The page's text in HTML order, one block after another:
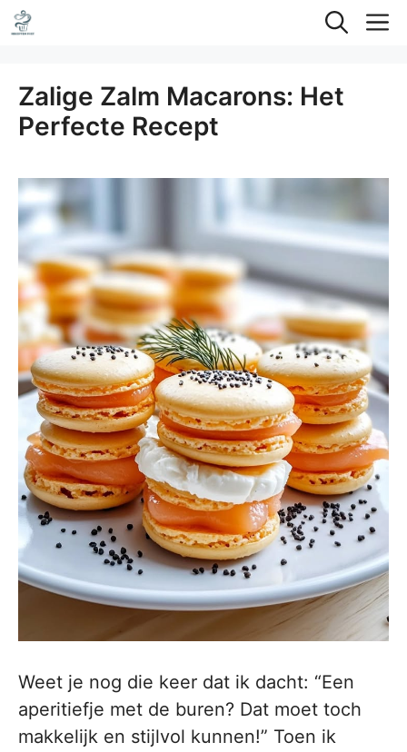
Ga
naar
inhoud
Zalige Zalm Macarons: Het
Perfecte Recept
Weet je nog die keer dat ik dacht: “Een
aperitiefje met de buren? Dat moet toch
makkelijk en stijlvol kunnen!” Toen ik